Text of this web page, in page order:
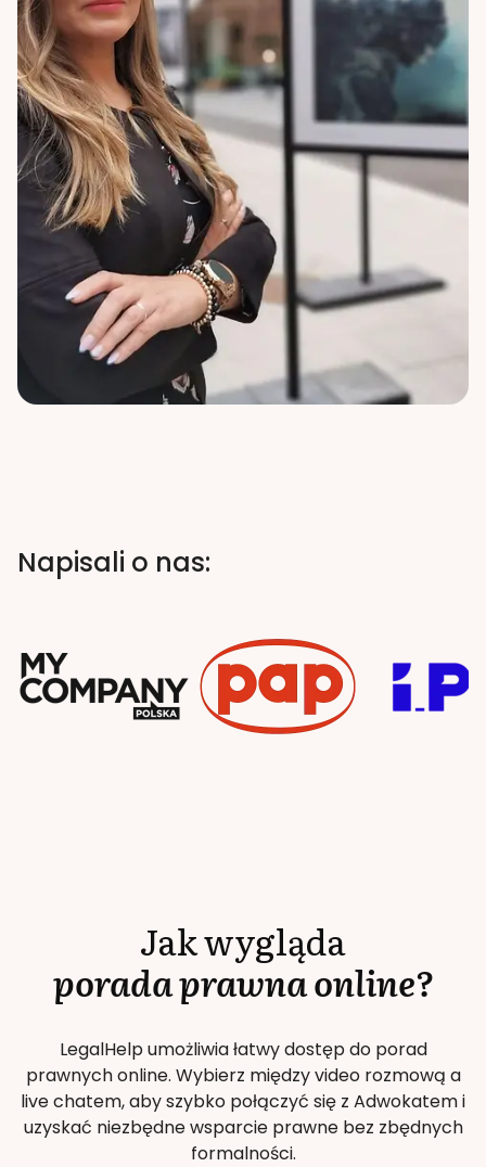
Napisali o nas:
Jak wygląda
porada prawna online?
LegalHelp umożliwia łatwy dostęp do porad
prawnych online. Wybierz między video rozmową a
live chatem, aby szybko połączyć się z Adwokatem i
uzyskać niezbędne wsparcie prawne bez zbędnych
formalności.